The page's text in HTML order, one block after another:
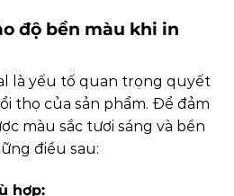
độ bền màu khi in
là yếu tố quan trọng quyết
thọ của sản phẩm. Để đảm
màu sắc tươi sáng và bền
điều sau:
hợp: